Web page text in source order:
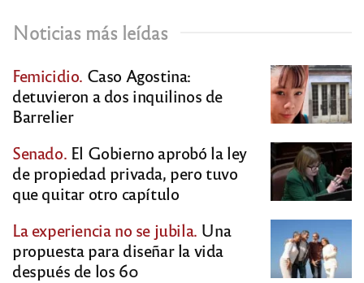
Noticias más leídas
Femicidio. Caso Agostina:
detuvieron a dos inquilinos de
Barrelier
Senado. El Gobierno aprobó la ley
de propiedad privada, pero tuvo
que quitar otro capítulo
La experiencia no se jubila. Una
propuesta para diseñar la vida
después de los 60